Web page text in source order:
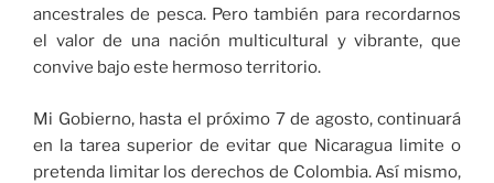
ancestrales de pesca. Pero también para recordarnos
el valor de una nación multicultural y vibrante, que
convive bajo este hermoso territorio.
Mi Gobierno, hasta el próximo 7 de agosto, continuará
en la tarea superior de evitar que Nicaragua limite o
pretenda limitar los derechos de Colombia. Así mismo,